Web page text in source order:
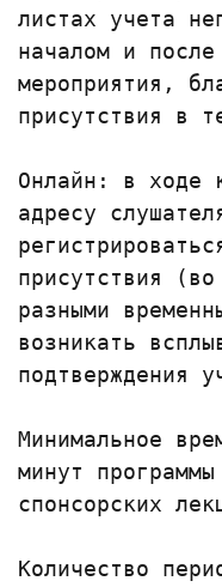
листах учета
началом и после
мероприятия,
присутствия в
Онлайн: в ходе
адресу
присутствия
разными
возникать
подтверждения
Минимальное
минут
спонсорских
Количество